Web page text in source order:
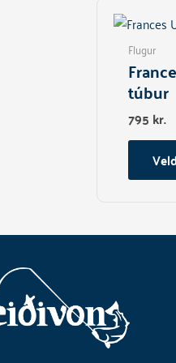
Flugur
túbur
795 kr.